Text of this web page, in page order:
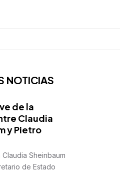
NOTICIAS
de la
Claudia
y Pietro
Sheinbaum
de Estado